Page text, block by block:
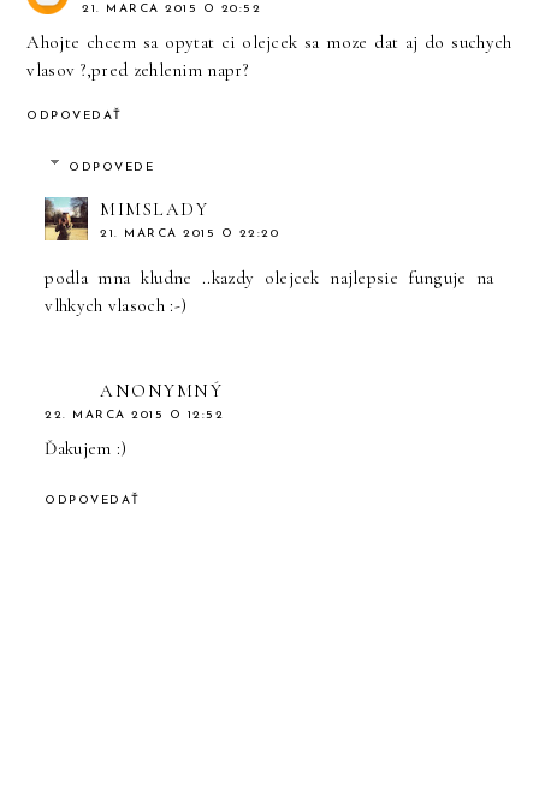
21. MARCA 2015 O 20:52
Ahojte chcem sa opytat ci olejcek sa moze dat aj do suchych
vlasov ?,pred zehlenim napr?
ODPOVEDAŤ
ODPOVEDE
MIMSLADY
21. MARCA 2015 O 22:20
podla mna kludne ..kazdy olejcek najlepsie funguje na
vlhkych vlasoch :-)
ANONYMNÝ
22. MARCA 2015 O 12:52
Ďakujem :)
ODPOVEDAŤ